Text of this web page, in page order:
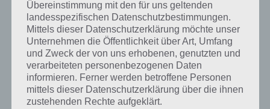
Übereinstimmung mit den für uns geltenden
landesspezifischen Datenschutzbestimmungen.
Mittels dieser Datenschutzerklärung möchte unser
Unternehmen die Öffentlichkeit über Art, Umfang
und Zweck der von uns erhobenen, genutzten und
verarbeiteten personenbezogenen Daten
informieren. Ferner werden betroffene Personen
mittels dieser Datenschutzerklärung über die ihnen
zustehenden Rechte aufgeklärt.